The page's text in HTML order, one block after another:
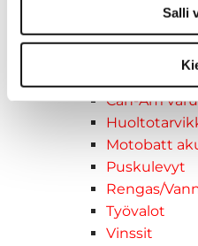
Salli
Mönkijöiden
Can-Am
Motobatt
Puskulevyt
Rengas/
Työvalot
Vinssit